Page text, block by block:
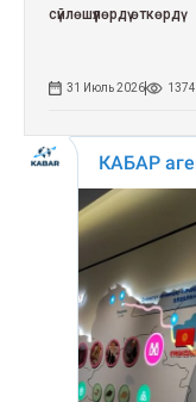
сүйлөшүүлөрдү өткөрдү
31 Июль 2026 1374